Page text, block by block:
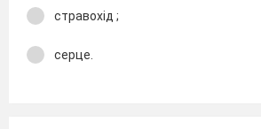
стравохід ;
серце.